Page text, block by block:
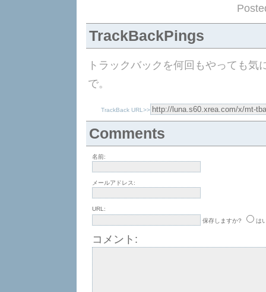
TrackBackPings
トラックバックを何回もやっても
で。
TrackBack URL>>
Comments
名前:
メールアドレス:
URL:
保存しますか?
は
コメント: